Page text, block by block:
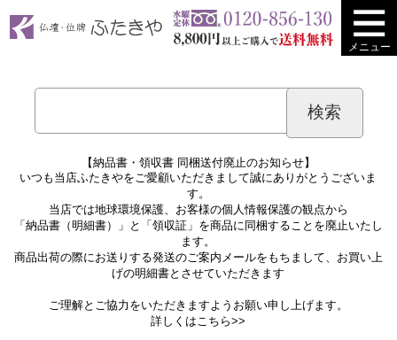
メニュー
【納品書・領収書 同梱送付廃止のお知らせ】
いつも当店ふたきやをご愛顧いただきまして誠にありがとうございま
す。
当店では地球環境保護、お客様の個人情報保護の観点から
「納品書（明細書）」と「領収証」を商品に同梱することを廃止いたし
ます。
商品出荷の際にお送りする発送のご案内メールをもちまして、お買い上
げの明細書とさせていただきます
ご理解とご協力をいただきますようお願い申し上げます。
詳しくはこちら>>